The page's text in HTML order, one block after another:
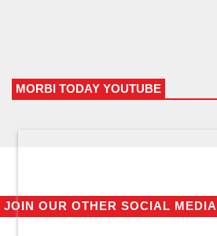
MORBI TODAY YOUTUBE
JOIN OUR OTHER SOCIAL